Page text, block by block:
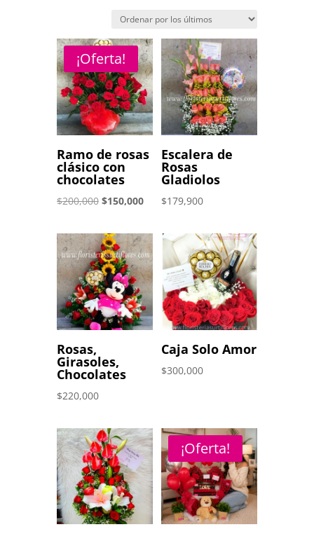
últimos
¡Oferta!
Ramo de rosas
clásico con
chocolates
$200,000 El
original
era:
$200,000.
$150,000El
actual
es:
$150,000.
Escalera de
Rosas
Gladiolos
$179,900
Rosas,
Girasoles,
Chocolates
$220,000
Caja Solo Amor
$300,000
¡Oferta!